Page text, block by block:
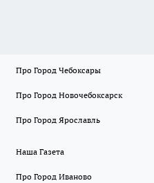
Про Город Чебоксары
Про Город Новочебоксарск
Про Город Ярославль
Наша Газета
Про Город Иваново